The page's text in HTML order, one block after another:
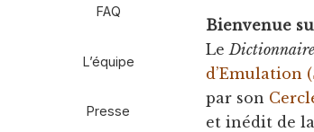
FAQ
L’équipe
Presse
Bienvenue
Le
d’Emulation
par son
et inédit de